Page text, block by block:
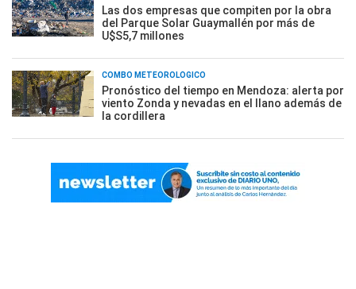
Las dos empresas que compiten por la obra
del Parque Solar Guaymallén por más de
U$S5,7 millones
COMBO METEOROLÓGICO
Pronóstico del tiempo en Mendoza: alerta por
viento Zonda y nevadas en el llano además de
la cordillera